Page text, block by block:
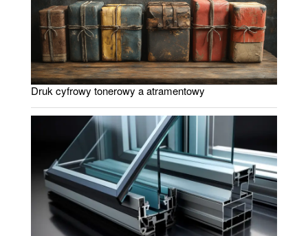
Druk cyfrowy tonerowy a atramentowy